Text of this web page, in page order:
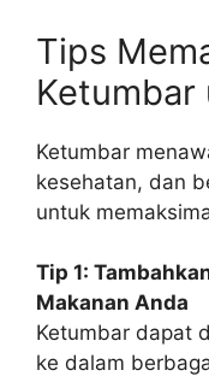
Tips
Ketumbar
Ketumbar
kesehatan, dan
untuk
Tip 1:
Makanan Anda
Ketumbar dapat
ke dalam